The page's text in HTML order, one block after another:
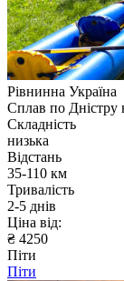
Рівнинна Україна
Сплав по Дністру
Складність
низька
Відстань
35-110 км
Тривалість
2-5 днів
Ціна від:
₴ 4250
Піти
Піти